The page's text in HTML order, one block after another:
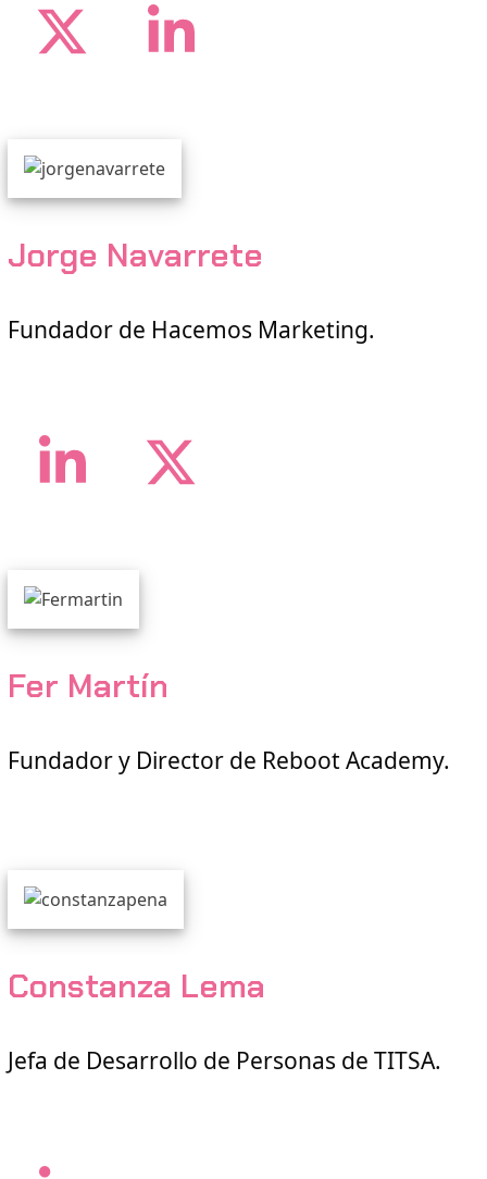
TwitterLinkedIn
Jorge Navarrete
Fundador de Hacemos Marketing.
LinkedIn
Twitter
Fer Martín
Fundador y Director de Reboot Academy.
Constanza Lema
Jefa de Desarrollo de Personas de TITSA.